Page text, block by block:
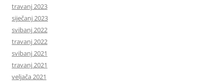
travanj 2023
siječanj 2023
svibanj 2022
travanj 2022
svibanj 2021
travanj 2021
veljača 2021